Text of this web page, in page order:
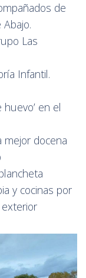
de
Las
Infantil.
en el
mejor docena
y cocinas por